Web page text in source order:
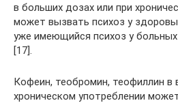
в больших дозах или при
может вызвать психоз у
уже имеющийся психоз у
[17].
Кофеин, теобромин, теофиллин в
хроническом употреблении